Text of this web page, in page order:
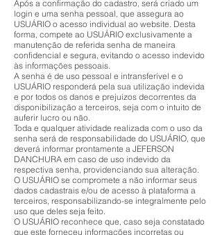
Após a confirmação do cadastro, será criado um
login e uma senha pessoal, que assegura ao
USUÁRIO o acesso individual ao website. Desta
forma, compete ao USUÁRIO exclusivamente a
manutenção de referida senha de maneira
confidencial e segura, evitando o acesso indevido
às informações pessoais.
A senha é de uso pessoal e intransferível e o
USUÁRIO responderá pela sua utilização indevida
e por todos os danos e prejuízos decorrentes da
disponibilização a terceiros, seja com o intuito de
auferir lucro ou não.
Toda e qualquer atividade realizada com o uso da
senha será de responsabilidade do USUÁRIO, que
deverá informar prontamente a JEFERSON
DANCHURA em caso de uso indevido da
respectiva senha, providenciando sua alteração.
O USUÁRIO se compromete a não informar seus
dados cadastrais e/ou de acesso à plataforma a
terceiros, responsabilizando-se integralmente pelo
uso que deles seja feito.
O USUÁRIO reconhece que, caso seja constatado
que este forneceu informações incorretas ou